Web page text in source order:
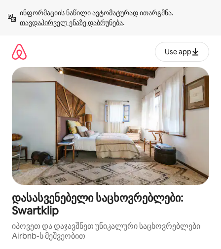
გადასვლა
თავდაპირველ ენაზე დაბრუნება.
Use app
დასასვენებელი საცხოვრებლები:
Swartklip
იპოვეთ და დაჯავშნეთ უნიკალური საცხოვრებლები
Airbnb-ს მეშვეობით